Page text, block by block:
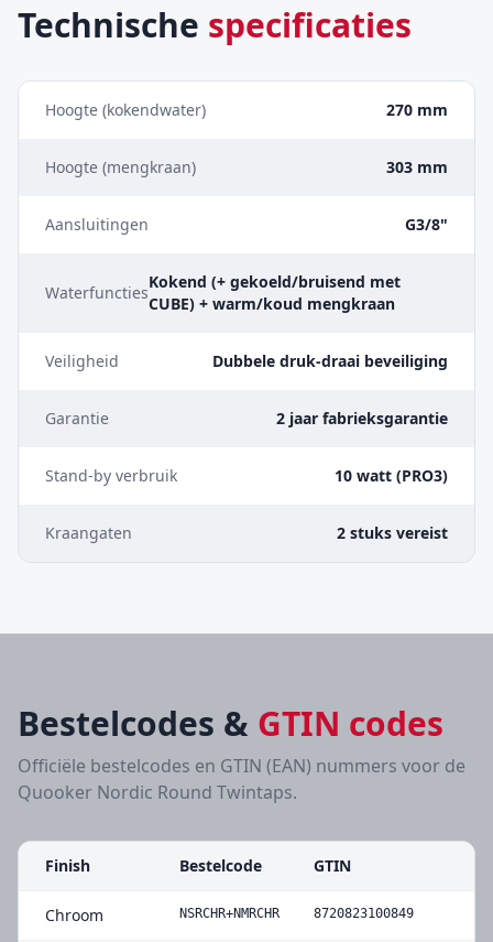
Technische specificaties
Hoogte (kokendwater) 270 mm
Hoogte (mengkraan) 303 mm
Aansluitingen G3/8"
Waterfuncties
Kokend (+ gekoeld/bruisend met
CUBE) + warm/koud mengkraan
Veiligheid Dubbele druk-draai beveiliging
Garantie 2 jaar fabrieksgarantie
Stand-by verbruik 10 watt (PRO3)
Kraangaten 2 stuks vereist
Bestelcodes & GTIN codes
Officiële bestelcodes en GTIN (EAN) nummers voor de
Quooker Nordic Round Twintaps.
Finish Bestelcode GTIN
Chroom NSRCHR+NMRCHR 8720823100849